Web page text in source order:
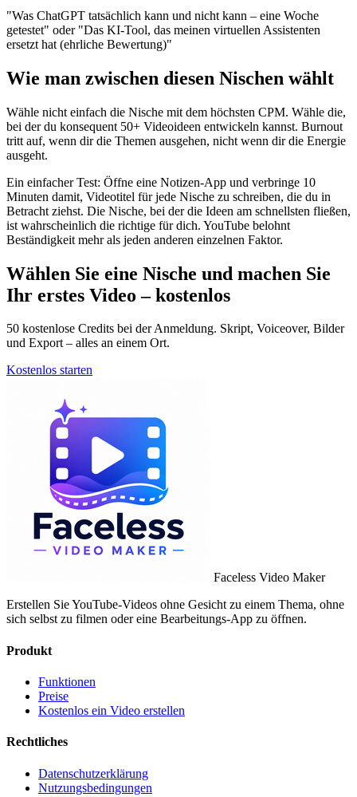
"Was ChatGPT tatsächlich kann und nicht kann – eine Woche
getestet" oder "Das KI-Tool, das meinen virtuellen Assistenten
ersetzt hat (ehrliche Bewertung)"
Wie man zwischen diesen Nischen wählt
Wähle nicht einfach die Nische mit dem höchsten CPM. Wähle die,
bei der du konsequent 50+ Videoideen entwickeln kannst. Burnout
tritt auf, wenn dir die Themen ausgehen, nicht wenn dir die Energie
ausgeht.
Ein einfacher Test: Öffne eine Notizen-App und verbringe 10
Minuten damit, Videotitel für jede Nische zu schreiben, die du in
Betracht ziehst. Die Nische, bei der die Ideen am schnellsten fließen,
ist wahrscheinlich die richtige für dich. YouTube belohnt
Beständigkeit mehr als jeden anderen einzelnen Faktor.
Wählen Sie eine Nische und machen Sie
Ihr erstes Video – kostenlos
50 kostenlose Credits bei der Anmeldung. Skript, Voiceover, Bilder
und Export – alles an einem Ort.
Kostenlos starten
Faceless Video Maker
Erstellen Sie YouTube-Videos ohne Gesicht zu einem Thema, ohne
sich selbst zu filmen oder eine Bearbeitungs-App zu öffnen.
Produkt
Funktionen
Preise
Kostenlos ein Video erstellen
Rechtliches
Datenschutzerklärung
Nutzungsbedingungen